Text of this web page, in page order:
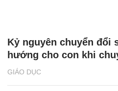
GIÁO DỤC
Kỷ nguyên chuyển đổi
hướng cho con khi